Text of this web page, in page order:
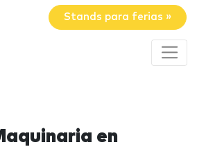
Stands para ferias »
en